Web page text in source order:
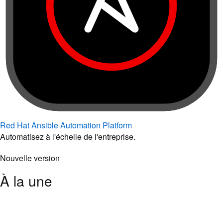
Red Hat Ansible Automation Platform
Automatisez à l'échelle de l'entreprise.
Nouvelle version
À la une